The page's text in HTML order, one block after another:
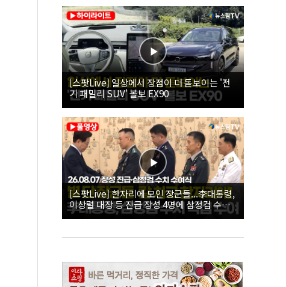
[스팟Live] 일상에서 장점이 더 돋보이는 '전
기 패밀리 SUV' 볼보 EX90
[스팟Live] 한자리에 모인 장군들...李대통령,
이상렬 대장 등 진급 장성 4명에 삼정검 수치
직접 수여｜26.08.07 장성 진급·삼정검 수치